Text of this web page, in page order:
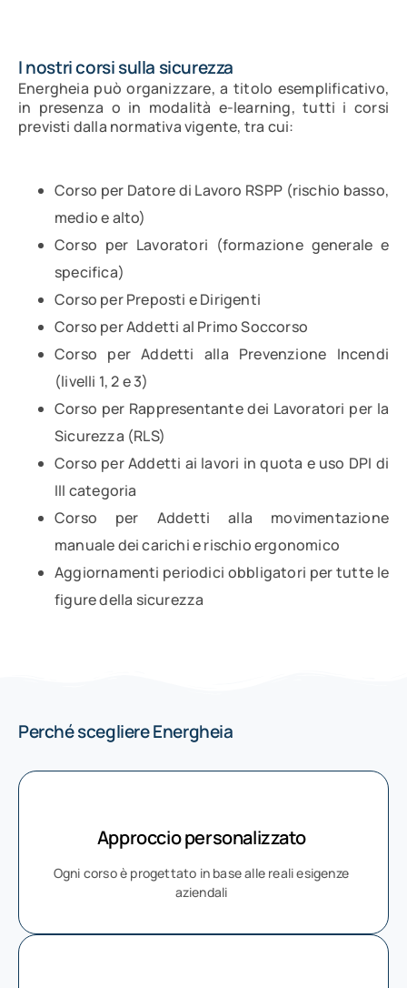
I nostri corsi sulla sicurezza
Energheia può organizzare, a titolo esemplificativo,
in presenza o in modalità e-learning, tutti i corsi
previsti dalla normativa vigente, tra cui:
Corso per Datore di Lavoro RSPP (rischio basso,
medio e alto)
Corso per Lavoratori (formazione generale e
specifica)
Corso per Preposti e Dirigenti
Corso per Addetti al Primo Soccorso
Corso per Addetti alla Prevenzione Incendi
(livelli 1, 2 e 3)
Corso per Rappresentante dei Lavoratori per la
Sicurezza (RLS)
Corso per Addetti ai lavori in quota e uso DPI di
III categoria
Corso per Addetti alla movimentazione
manuale dei carichi e rischio ergonomico
Aggiornamenti periodici obbligatori per tutte le
figure della sicurezza
Perché scegliere Energheia
Approccio personalizzato
Ogni corso è progettato in base alle reali esigenze
aziendali